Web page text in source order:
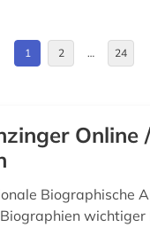
bayerisch-schwaben (1)
(1)
Griechenland (1)
1 2 … 24
Online
Biographische
wichtiger